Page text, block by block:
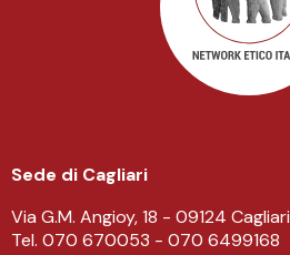
Sede di Cagliari
Via G.M. Angioy, 18 - 09124 Cagliari
Tel. 070 670053 - 070 6499168